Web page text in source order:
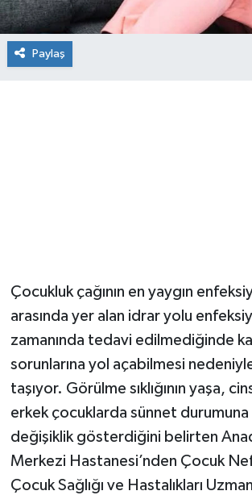
Paylaş
Çocukluk çağının en yaygın
arasında yer alan idrar yolu
zamanında tedavi edilmediğinde
sorunlarına yol açabilmesi
taşıyor. Görülme sıklığının yaşa,
erkek çocuklarda sünnet
değişiklik gösterdiğini belirten
Merkezi Hastanesi’nden Çocuk
Çocuk Sağlığı ve Hastalıkları